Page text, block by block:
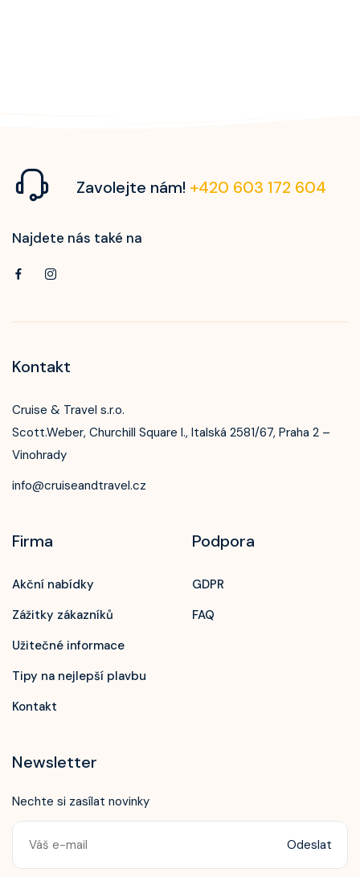
Zavolejte nám!
+420 603 172 604
Zavolejte nám! +420 603 172 604
Najdete nás také na
Kontakt
Cruise & Travel s.r.o.
Scott.Weber, Churchill Square I., Italská 2581/67, Praha 2 –
Vinohrady
info@cruiseandtravel.cz
Firma
Akční nabídky
Zážitky zákazníků
Užitečné informace
Tipy na nejlepší plavbu
Kontakt
Podpora
GDPR
FAQ
Newsletter
Nechte si zasílat novinky
Odeslat